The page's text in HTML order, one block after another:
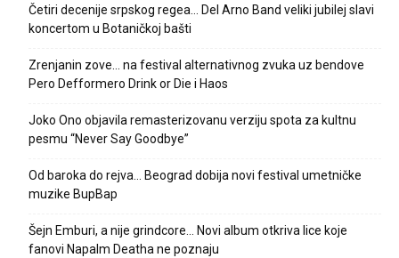
Četiri decenije srpskog regea… Del Arno Band veliki jubilej slavi
koncertom u Botaničkoj bašti
Zrenjanin zove… na festival alternativnog zvuka uz bendove
Pero Defformero Drink or Die i Haos
Joko Ono objavila remasterizovanu verziju spota za kultnu
pesmu “Never Say Goodbye”
Od baroka do rejva… Beograd dobija novi festival umetničke
muzike BupBap
Šejn Emburi, a nije grindcore… Novi album otkriva lice koje
fanovi Napalm Deatha ne poznaju